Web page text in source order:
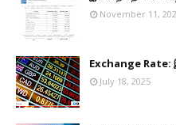
November 11,
Exchange Rate:
July 18, 2025